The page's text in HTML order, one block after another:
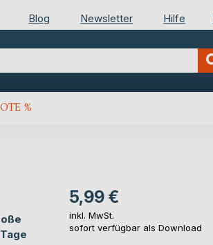
Blog Newsletter Hilfe
%
5,99 €
inkl. MwSt.
sofort verfügbar als Download